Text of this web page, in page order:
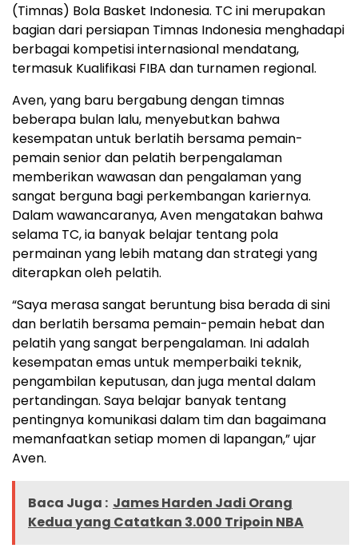
(Timnas) Bola Basket Indonesia. TC ini merupakan
bagian dari persiapan Timnas Indonesia menghadapi
berbagai kompetisi internasional mendatang,
termasuk Kualifikasi FIBA dan turnamen regional.
Aven, yang baru bergabung dengan timnas
beberapa bulan lalu, menyebutkan bahwa
kesempatan untuk berlatih bersama pemain-
pemain senior dan pelatih berpengalaman
memberikan wawasan dan pengalaman yang
sangat berguna bagi perkembangan kariernya.
Dalam wawancaranya, Aven mengatakan bahwa
selama TC, ia banyak belajar tentang pola
permainan yang lebih matang dan strategi yang
diterapkan oleh pelatih.
“Saya merasa sangat beruntung bisa berada di sini
dan berlatih bersama pemain-pemain hebat dan
pelatih yang sangat berpengalaman. Ini adalah
kesempatan emas untuk memperbaiki teknik,
pengambilan keputusan, dan juga mental dalam
pertandingan. Saya belajar banyak tentang
pentingnya komunikasi dalam tim dan bagaimana
memanfaatkan setiap momen di lapangan,” ujar
Aven.
Baca Juga : James Harden Jadi Orang
Kedua yang Catatkan 3.000 Tripoin NBA